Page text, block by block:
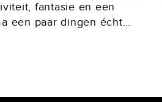
fantasie en een
een paar dingen écht